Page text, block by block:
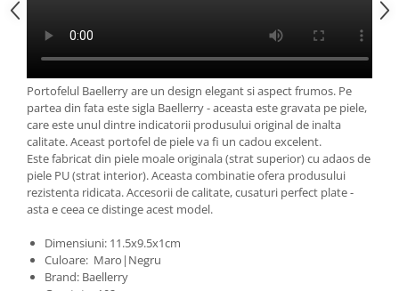
Portofelul Baellerry are un design elegant si aspect frumos. Pe
partea din fata este sigla Baellerry - aceasta este gravata pe piele,
care este unul dintre indicatorii produsului original de inalta
calitate. Aceast portofel de piele va fi un cadou excelent.
Este fabricat din piele moale originala (strat superior) cu adaos de
piele PU (strat interior). Aceasta combinatie ofera produsului
rezistenta ridicata. Accesorii de calitate, cusaturi perfect plate -
asta e ceea ce distinge acest model.
Dimensiuni: 11.5x9.5x1cm
Culoare: Maro|Negru
Brand: Baellerry